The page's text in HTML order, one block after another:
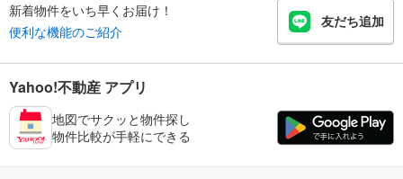
新着物件をいち早くお届け！
便利な機能のご紹介
友だち追加
Yahoo!不動産 アプリ
地図でサクッと物件探し
物件比較が手軽にできる